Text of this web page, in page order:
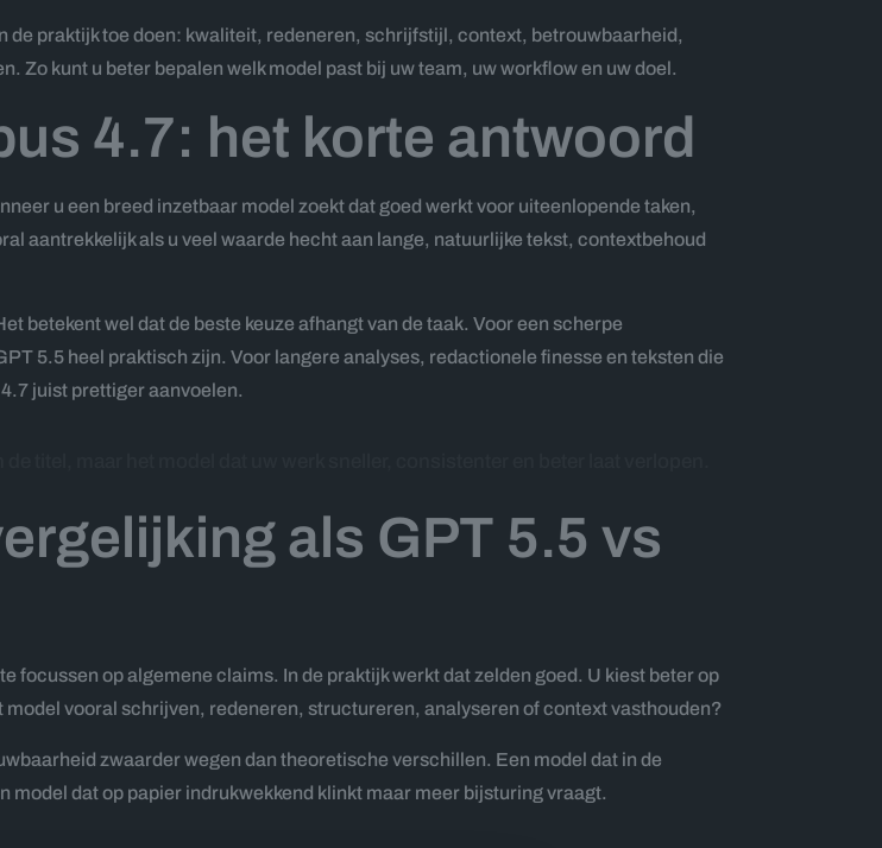
de praktijk toe doen: kwaliteit, redeneren, schrijfstijl, context, betrouwbaarheid,
Zo kunt u beter bepalen welk model past bij uw team, uw workflow en uw doel.
4.7: het korte antwoord
u een breed inzetbaar model zoekt dat goed werkt voor uiteenlopende taken,
aantrekkelijk als u veel waarde hecht aan lange, natuurlijke tekst, contextbehoud
betekent wel dat de beste keuze afhangt van de taak. Voor een scherpe
5.5 heel praktisch zijn. Voor langere analyses, redactionele finesse en teksten die
juist prettiger aanvoelen.
als GPT 5.5 vs
focussen op algemene claims. In de praktijk werkt dat zelden goed. U kiest beter op
vooral schrijven, redeneren, structureren, analyseren of context vasthouden?
zwaarder wegen dan theoretische verschillen. Een model dat in de
dat op papier indrukwekkend klinkt maar meer bijsturing vraagt.